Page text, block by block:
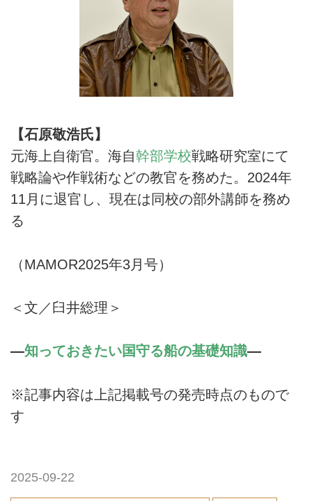
【石原敬浩氏】
元海上自衛官。海自幹部学校戦略研究室にて
戦略論や作戦術などの教官を務めた。2024年
11月に退官し、現在は同校の部外講師を務め
る
（MAMOR2025年3月号）
＜文／臼井総理＞
―知っておきたい国守る船の基礎知識―
※記事内容は上記掲載号の発売時点のもので
す
2025-09-22